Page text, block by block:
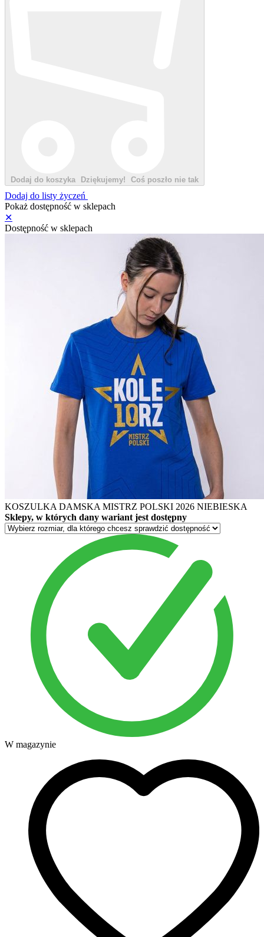
Dodaj do koszyka Dziękujemy! Coś poszło nie tak
Dodaj do listy życzeń
Pokaż dostępność w sklepach
✕
Dostępność w sklepach
KOSZULKA DAMSKA MISTRZ POLSKI 2026 NIEBIESKA
Sklepy, w których dany wariant jest dostępny
W magazynie